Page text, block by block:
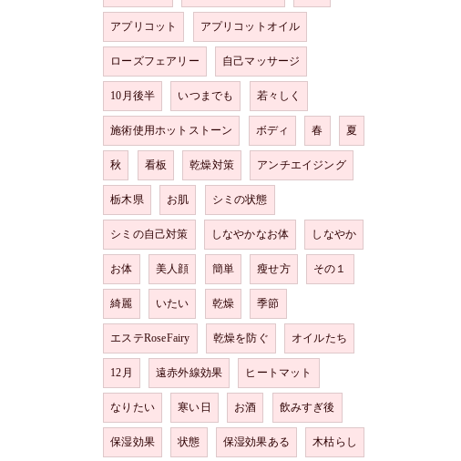
アプリコット アプリコットオイル
ローズフェアリー 自己マッサージ
10月後半 いつまでも 若々しく
施術使用ホットストーン ボディ 春 夏
秋 看板 乾燥対策 アンチエイジング
栃木県 お肌 シミの状態
シミの自己対策 しなやかなお体 しなやか
お体 美人顔 簡単 瘦せ方 その１
綺麗 いたい 乾燥 季節
エステRoseFairy 乾燥を防ぐ オイルたち
12月 遠赤外線効果 ヒートマット
なりたい 寒い日 お酒 飲みすぎ後
保湿効果 状態 保湿効果ある 木枯らし